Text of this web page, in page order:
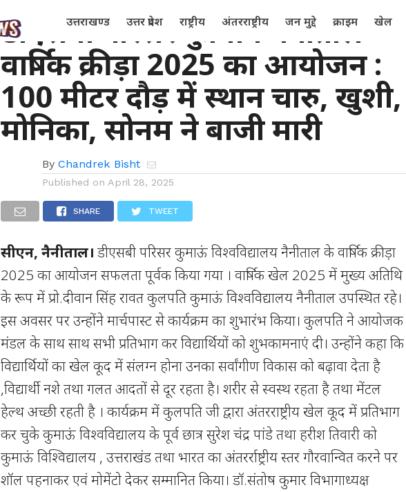
उत्तराखण्ड उत्तर प्रदेश राष्ट्रीय अंतरराष्ट्रीय जन मुद्दे क्राइम खेल
डीएसबी परिसर कुविवि नैनीताल
वार्षिक क्रीड़ा 2025 का आयोजन :
100 मीटर दौड़ में स्थान चारु, खुशी,
मोनिका, सोनम ने बाजी मारी
By Chandrek Bisht
Published on April 28, 2025
SHARE TWEET
सीएन, नैनीताल। डीएसबी परिसर कुमाऊं विश्वविद्यालय नैनीताल के वार्षिक क्रीड़ा
2025 का आयोजन सफलता पूर्वक किया गया । वार्षिक खेल 2025 में मुख्य अतिथि
के रूप में प्रो.दीवान सिंह रावत कुलपति कुमाऊं विश्वविद्यालय नैनीताल उपस्थित रहे।
इस अवसर पर उन्होंने मार्चपास्ट से कार्यक्रम का शुभारंभ किया। कुलपति ने आयोजक
मंडल के साथ साथ सभी प्रतिभाग कर विद्यार्थियों को शुभकामनाएं दी। उन्होंने कहा कि
विद्यार्थियों का खेल कूद में संलग्न होना उनका सर्वांगीण विकास को बढ़ावा देता है
,विद्यार्थी नशे तथा गलत आदतों से दूर रहता है। शरीर से स्वस्थ रहता है तथा मेंटल
हेल्थ अच्छी रहती है । कार्यक्रम में कुलपति जी द्वारा अंतरराष्ट्रीय खेल कूद में प्रतिभाग
कर चुके कुमाऊं विश्वविद्यालय के पूर्व छात्र सुरेश चंद्र पांडे तथा हरीश तिवारी को
कुमाऊं विश्विद्यालय , उत्तराखंड तथा भारत का अंतरर्राष्ट्रीय स्तर गौरवान्वित करने पर
शॉल पहनाकर एवं मोमेंटो देकर सम्मानित किया। डॉ.संतोष कुमार विभागाध्यक्ष